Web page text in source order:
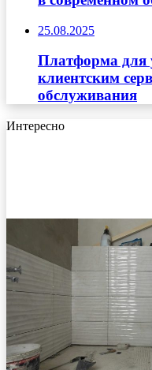
25.08.2025
Платформа для
клиентским
обслуживания
Интересно